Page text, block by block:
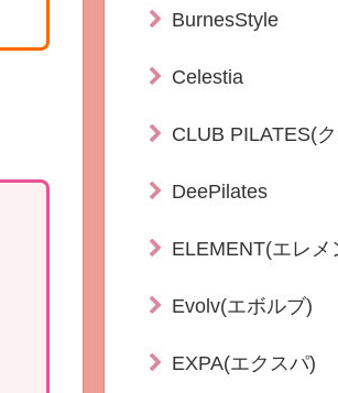
BurnesStyle
Celestia
CLUB PILATES(
DeePilates
ELEMENT(エレメ
Evolv(エボルブ)
EXPA(エクスパ)